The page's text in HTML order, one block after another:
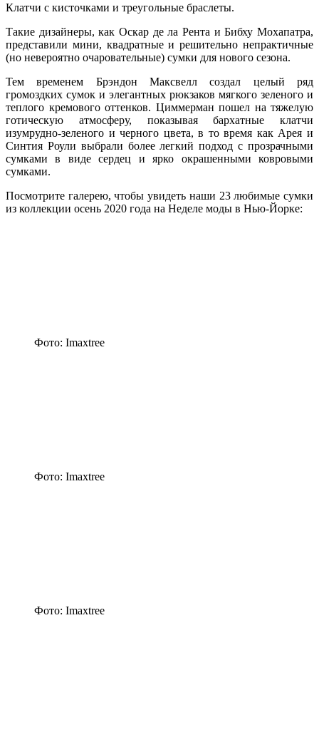
Клатчи с кисточками и треугольные браслеты.
Такие дизайнеры, как Оскар де ла Рента и Бибху Мохапатра,
представили мини, квадратные и решительно непрактичные
(но невероятно очаровательные) сумки для нового сезона.
Тем временем Брэндон Максвелл создал целый ряд
громоздких сумок и элегантных рюкзаков мягкого зеленого и
теплого кремового оттенков. Циммерман пошел на тяжелую
готическую атмосферу, показывая бархатные клатчи
изумрудно-зеленого и черного цвета, в то время как Арея и
Синтия Роули выбрали более легкий подход с прозрачными
сумками в виде сердец и ярко окрашенными ковровыми
сумками.
Посмотрите галерею, чтобы увидеть наши 23 любимые сумки
из коллекции осень 2020 года на Неделе моды в Нью-Йорке:
Фото: Imaxtree
Фото: Imaxtree
Фото: Imaxtree